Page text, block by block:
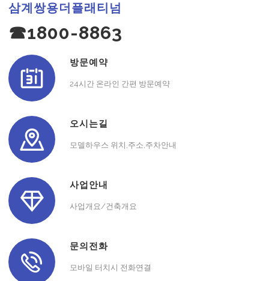
삼계쌍용더플래티넘
☎1800-8863
방문예약
24시간 온라인 간편 방문예약
오시는길
모델하우스 위치,주소,주차안내
사업안내
사업개요/건축개요
문의전화
모바일 터치시 전화연결